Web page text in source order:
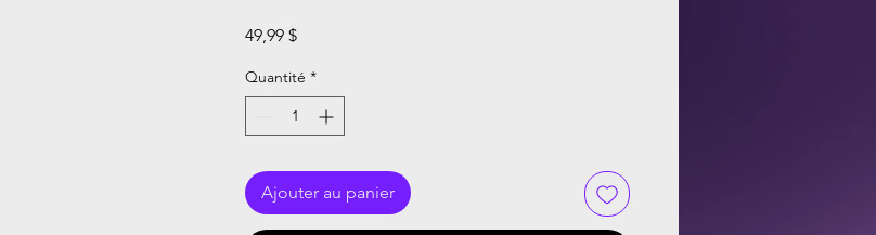
49,99 $Prix
Quantité *
Ajouter au panier